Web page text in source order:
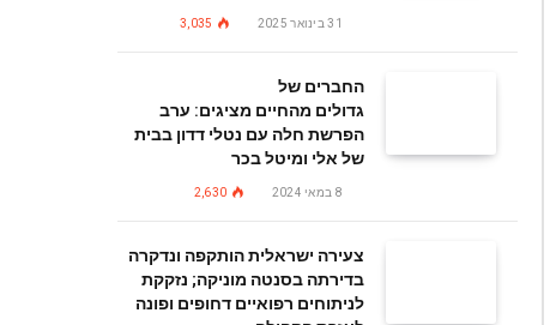
31 בינואר 2025 3,035
החברים של
גדולים מהחיים מציגים: ערב
הפרשת חלה עם נטלי דדון בבית
של אלי ומיטל בכר
8 במאי 2024 2,630
צעירה ישראלית הותקפה ונדקרה
בדירתה בסנטה מוניקה; נזקקת
לניתוחים רפואיים דחופים ופונה